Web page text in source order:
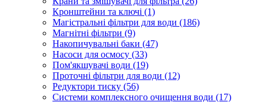
Кронштейни та ключі (1)
Магістральні фільтри для води (186)
Магнітні фільтри (9)
Накопичувальні баки (47)
Насоси для осмосу (33)
Пом'якшувачі води (19)
Проточні фільтри для води (12)
Редуктори тиску (56)
Системи комплексного очищення води (17)